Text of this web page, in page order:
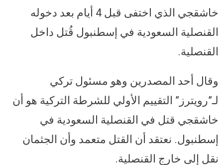
خاشقجي الذي اختفى قبل 4 أيام بعد دخوله
القنصلية السعودية في إسطنبول قُتل داخل
القنصلية.
وقال أحد المصدرين وهو مسئول تركي
لـ”رويترز” التقييم الأولي للشرطة التركية هو أن
خاشقجي قتل في القنصلية السعودية في
إسطنبول. نعتقد أن القتل متعمد وأن الجثمان
نقل إلى خارج القنصلية.